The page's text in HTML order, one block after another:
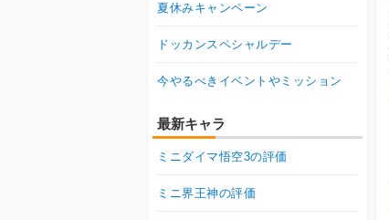
夏休みキャンペーン
ドッカンスペシャルデー
今やるべきイベントやミッション
最新キャラ
ミニダイマ悟空3の評価
ミニ界王神の評価